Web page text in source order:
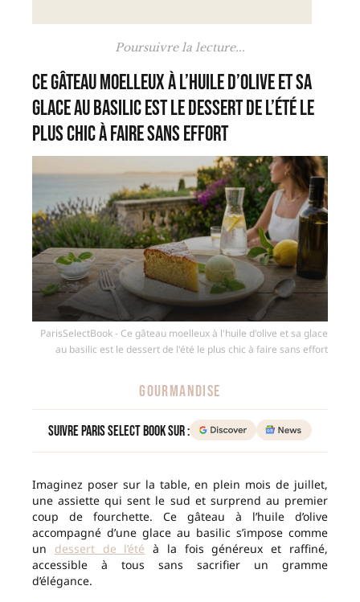
Poursuivre la lecture...
Ce gâteau moelleux à l’huile d’olive et sa
glace au basilic est le dessert de l’été le
plus chic à faire sans effort
ParisSelectBook - Ce gâteau moelleux à l'huile d'olive et sa glace
au basilic est le dessert de l'été le plus chic à faire sans effort
GOURMANDISE
Suivre Paris Select Book sur :
Imaginez poser sur la table, en plein mois de juillet,
une assiette qui sent le sud et surprend au premier
coup de fourchette. Ce gâteau à l’huile d’olive
accompagné d’une glace au basilic s’impose comme
un dessert de l’été à la fois généreux et raffiné,
accessible à tous sans sacrifier un gramme
d’élégance.